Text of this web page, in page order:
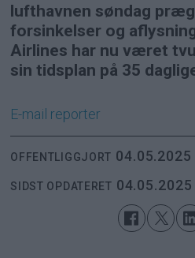
lufthavnen søndag
forsinkelser og
Airlines har nu været
sin tidsplan på 35
E-mail reporter
OFFENTLIGGJORT
SIDST OPDATERET